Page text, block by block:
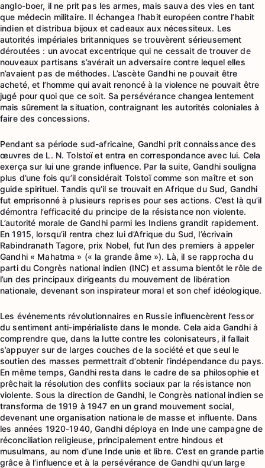
anglo-boer, il ne prit pas les armes, mais sauva des vies en tant
que médecin militaire. Il échangea l’habit européen contre l’habit
indien et distribua bijoux et cadeaux aux nécessiteux. Les
autorités impériales britanniques se trouvèrent sérieusement
déroutées : un avocat excentrique qui ne cessait de trouver de
nouveaux partisans s’avérait un adversaire contre lequel elles
n’avaient pas de méthodes. L’ascète Gandhi ne pouvait être
acheté, et l’homme qui avait renoncé à la violence ne pouvait être
jugé pour quoi que ce soit. Sa persévérance changea lentement
mais sûrement la situation, contraignant les autorités coloniales à
faire des concessions.
Pendant sa période sud-africaine, Gandhi prit connaissance des
œuvres de L. N. Tolstoï et entra en correspondance avec lui. Cela
exerça sur lui une grande influence. Par la suite, Gandhi souligna
plus d’une fois qu’il considérait Tolstoï comme son maître et son
guide spirituel. Tandis qu’il se trouvait en Afrique du Sud, Gandhi
fut emprisonné à plusieurs reprises pour ses actions. C’est là qu’il
démontra l’efficacité du principe de la résistance non violente.
L’autorité morale de Gandhi parmi les Indiens grandit rapidement.
En 1915, lorsqu’il rentra chez lui d’Afrique du Sud, l’écrivain
Rabindranath Tagore, prix Nobel, fut l’un des premiers à appeler
Gandhi « Mahatma » (« la grande âme »). Là, il se rapprocha du
parti du Congrès national indien (INC) et assuma bientôt le rôle de
l’un des principaux dirigeants du mouvement de libération
nationale, devenant son inspirateur moral et son chef idéologique.
Les événements révolutionnaires en Russie influencèrent l’essor
du sentiment anti-impérialiste dans le monde. Cela aida Gandhi à
comprendre que, dans la lutte contre les colonisateurs, il fallait
s’appuyer sur de larges couches de la société et que seul le
soutien des masses permettrait d’obtenir l’indépendance du pays.
En même temps, Gandhi resta dans le cadre de sa philosophie et
prêchait la résolution des conflits sociaux par la résistance non
violente. Sous la direction de Gandhi, le Congrès national indien se
transforma de 1919 à 1947 en un grand mouvement social,
devenant une organisation nationale de masse et influente. Dans
les années 1920-1940, Gandhi déploya en Inde une campagne de
réconciliation religieuse, principalement entre hindous et
musulmans, au nom d’une Inde unie et libre. C’est en grande partie
grâce à l’influence et à la persévérance de Gandhi qu’un large